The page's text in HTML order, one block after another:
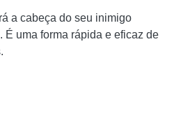
a cabeça do seu inimigo
É uma forma rápida e eficaz de